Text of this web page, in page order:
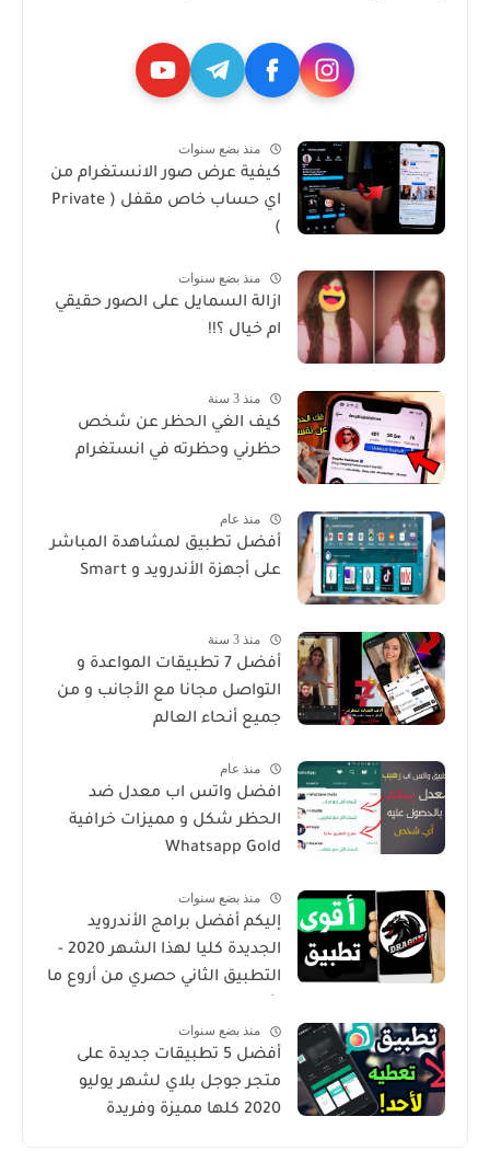
منذ بضع سنوات
كيفية عرض صور الانستغرام من
اي حساب خاص مقفل ( Private
)
منذ بضع سنوات
ازالة السمايل على الصور حقيقي
ام خيال ؟!!
منذ 3 سنة
كيف الغي الحظر عن شخص
حظرني وحظرته في انستغرام
منذ عام
أفضل تطبيق لمشاهدة المباشر
على أجهزة الأندرويد و Smart
منذ 3 سنة
أفضل 7 تطبيقات المواعدة و
التواصل مجانا مع الأجانب و من
جميع أنحاء العالم
منذ عام
افضل واتس اب معدل ضد
الحظر شكل و مميزات خرافية
Whatsapp Gold
منذ بضع سنوات
إليكم أفضل برامج الأندرويد
الجديدة كليا لهذا الشهر 2020 -
التطبيق الثاني حصري من أروع ما
منذ بضع سنوات
أفضل 5 تطبيقات جديدة على
متجر جوجل بلاي لشهر يوليو
2020 كلها مميزة وفريدة